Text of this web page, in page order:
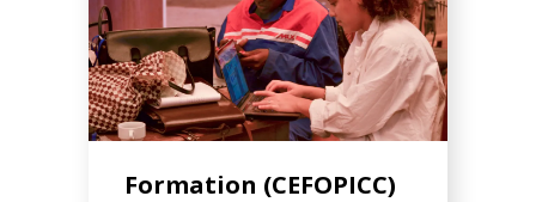
Formation (CEFOPICC)